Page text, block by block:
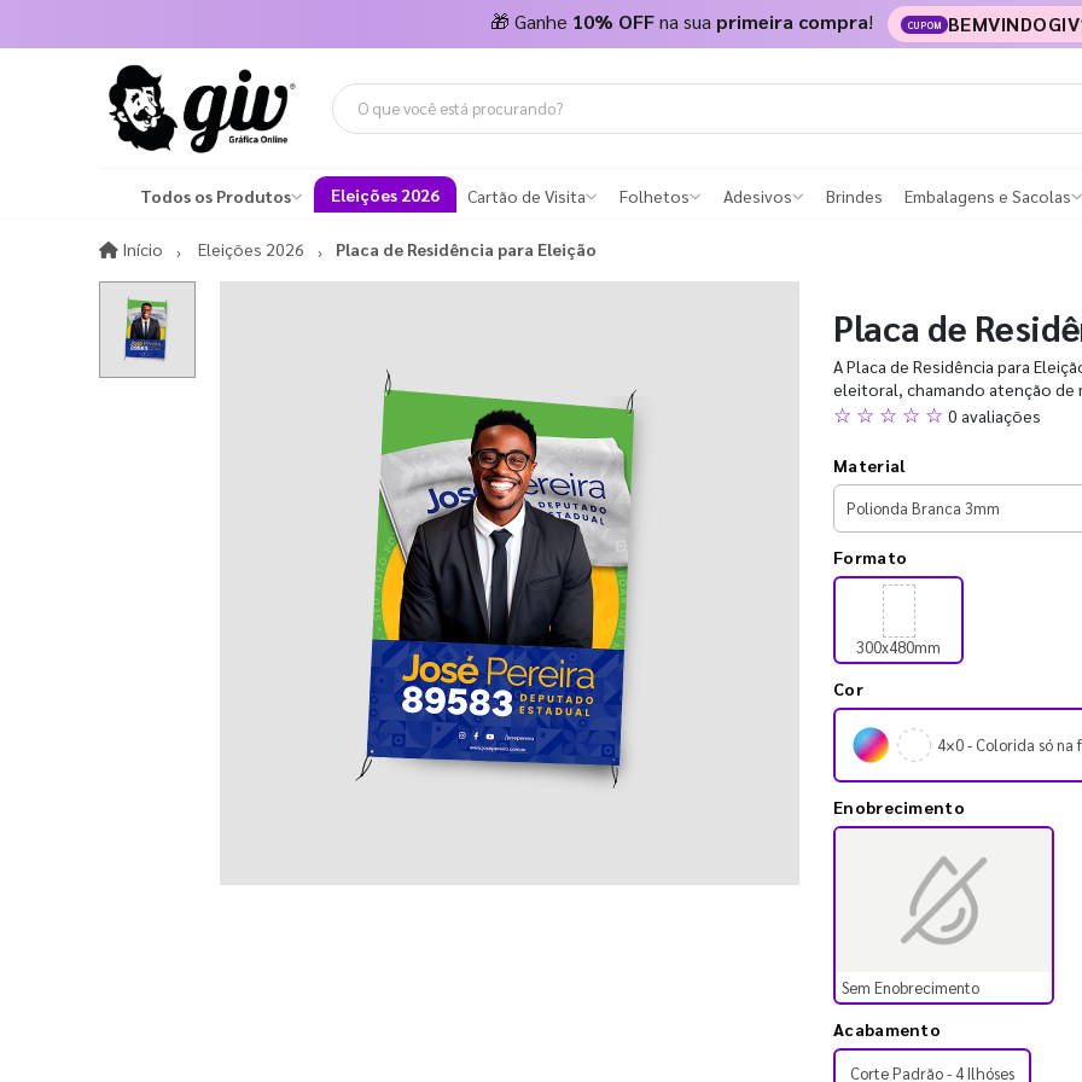
🎁 Ganhe 10% OFFna sua primeira compra! CUPOM
Todos os Produtos Eleições 2026 Cartão de Visita Folhetos Adesivos Brindes Embalagens e Sacolas
Início InícioEleições 2026 Placa de Residência para Eleição
Placa de
A Placa de Residência para
eleitoral, chamando atenção de
☆ ☆ ☆ ☆ ☆ 0 avaliações
Material
Formato
300x480mm
Cor
4×0 - Colorida só na
Enobrecimento
Sem Enobrecimento
Acabamento
Corte Padrão - 4 Ilhóses